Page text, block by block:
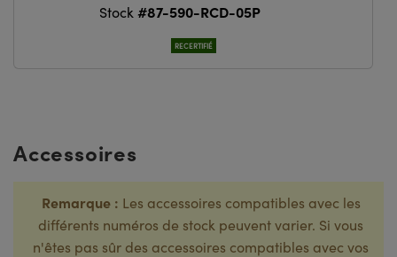
Stock #87-590-RCD-05P
RECERTIFIÉ
Accessoires
Remarque : Les accessoires compatibles avec les
différents numéros de stock peuvent varier. Si vous
n'êtes pas sûr des accessoires compatibles avec vos